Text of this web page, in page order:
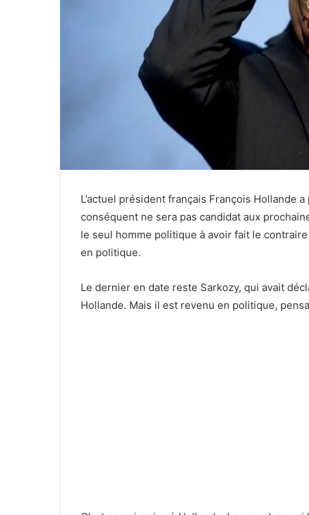
L’actuel président français François Hollande
conséquent ne sera pas candidat aux
le seul homme politique à avoir fait le
en politique.
Le dernier en date reste Sarkozy, qui avait
Hollande. Mais il est revenu en politique,